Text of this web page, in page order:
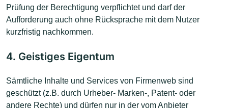
Prüfung der Berechtigung verpflichtet und darf der
Aufforderung auch ohne Rücksprache mit dem Nutzer
kurzfristig nachkommen.
4. Geistiges Eigentum
Sämtliche Inhalte und Services von Firmenweb sind
geschützt (z.B. durch Urheber- Marken-, Patent- oder
andere Rechte) und dürfen nur in der vom Anbieter